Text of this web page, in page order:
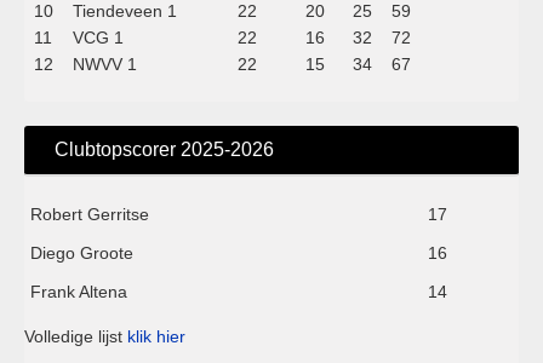
10
Tiendeveen 1 22 20 25
59
11
VCG 1 22 16 32
72
12
NWVV 1 22 15 34 67
Clubtopscorer 2025-2026
Robert Gerritse
17
Diego Groote
16
Frank Altena
14
Volledige lijst klik hier